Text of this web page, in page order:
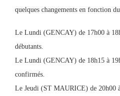
quelques changements en fonction
Le Lundi (GENCAY) de 17h00 à
débutants.
Le Lundi (GENCAY) de 18h15 à
confirmés.
Le Jeudi (ST MAURICE) de 20h00